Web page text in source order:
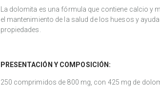
La dolomita es una fórmula que contiene calcio y
el mantenimiento de la salud de los huesos y
propiedades.
PRESENTACIÓN Y COMPOSICIÓN:
250 comprimidos de 800 mg, con 425 mg de